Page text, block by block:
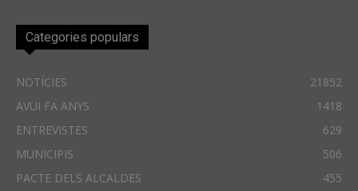
Categories populars
NOTÍCIES
21852
AVUI FA ANYS
1418
ENTREVISTES
629
MUNICIPIS
506
PACTE DELS ALCALDES
455